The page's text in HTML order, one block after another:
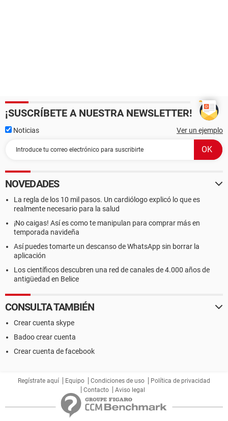
¡SUSCRÍBETE A NUESTRA NEWSLETTER!
Noticias Ver un ejemplo
NOVEDADES
La regla de los 10 mil pasos. Un cardiólogo explicó lo que es
realmente necesario para la salud
¡No caigas! Así es como te manipulan para comprar más en
temporada navideña
Así puedes tomarte un descanso de WhatsApp sin borrar la
aplicación
Los científicos descubren una red de canales de 4.000 años de
antigüedad en Belice
CONSULTA TAMBIÉN
Crear cuenta skype
Badoo crear cuenta
Crear cuenta de facebook
Regístrate aquí Equipo Condiciones de uso
Política de privacidad
Contacto
Aviso legal